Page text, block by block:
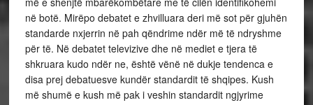
në botë. Mirëpo debatet e zhvilluara deri më sot për gjuhën
standarde nxjerrin në pah qëndrime ndër më të ndryshme
për të. Në debatet televizive dhe në mediet e tjera të
shkruara kudo ndër ne, është vënë në dukje tendenca e
disa prej debatuesve kundër standardit të shqipes. Kush
më shumë e kush më pak i veshin standardit ngjyrime